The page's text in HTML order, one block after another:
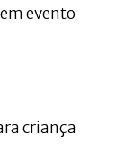
evento
criança